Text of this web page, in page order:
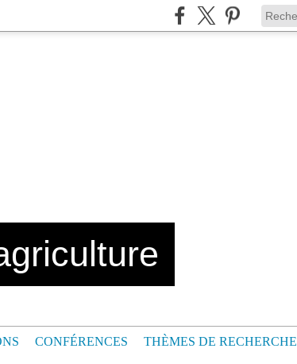
CONFÉRENCES THÈMES DE RECHERCHE